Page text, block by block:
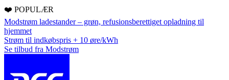
❤️ POPULÆR
Modstrøm ladestander – grøn, refusionsberettiget opladning til
hjemmet
Strøm til indkøbspris + 10 øre/kWh
Se tilbud fra Modstrøm